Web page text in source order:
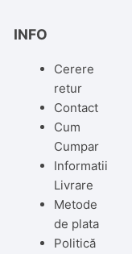
INFO
Cerere
retur
Contact
Cum
Cumpar
Informatii
Livrare
Metode
de plata
Politică